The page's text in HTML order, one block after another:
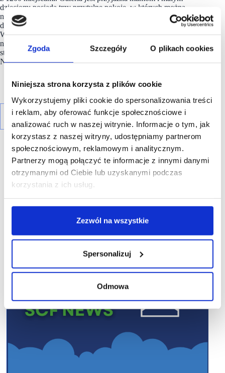
Zgoda Szczegóły O plikach cookies
Niniejsza strona korzysta z plików cookie
Wykorzystujemy pliki cookie do spersonalizowania treści
i reklam, aby oferować funkcje społecznościowe i
analizować ruch w naszej witrynie. Informacje o tym, jak
korzystasz z naszej witryny, udostępniamy partnerom
społecznościowym, reklamowym i analitycznym.
Partnerzy mogą połączyć te informacje z innymi danymi
otrzymanymi od Ciebie lub uzyskanymi podczas
korzystania z ich usług.
Zezwól na wszystkie
Spersonalizuj
Odmowa
dzieciom: posiada trzy przytulne pokoje, w których można
nakarmić czy przebrać dziecko, w strefie restauracyjnej
do dyspozycji mam są bezpłatne mikrofalówki. Galeria
Warmińska niemal co tydzień przygotowuje imprezy
np. pokazy mody, koncerty czy imprezy propagujące zdrowy
styl życia. Właścicielem i zarządcą Galerii Warmińskiej jest
Nepi Rockcastle sp. z o.o.
R E K L A M A